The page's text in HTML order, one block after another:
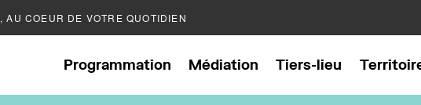
, AU COEUR DE VOTRE QUOTIDIEN
Programmation Médiation Tiers-lieu